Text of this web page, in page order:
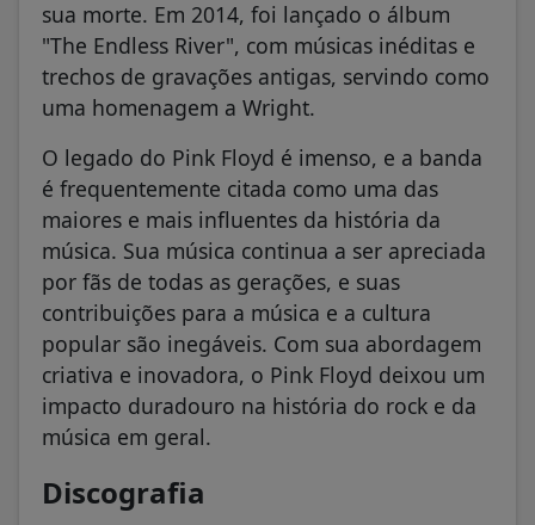
sua morte. Em 2014, foi lançado o álbum
"The Endless River", com músicas inéditas e
trechos de gravações antigas, servindo como
uma homenagem a Wright.
O legado do Pink Floyd é imenso, e a banda
é frequentemente citada como uma das
maiores e mais influentes da história da
música. Sua música continua a ser apreciada
por fãs de todas as gerações, e suas
contribuições para a música e a cultura
popular são inegáveis. Com sua abordagem
criativa e inovadora, o Pink Floyd deixou um
impacto duradouro na história do rock e da
música em geral.
Discografia